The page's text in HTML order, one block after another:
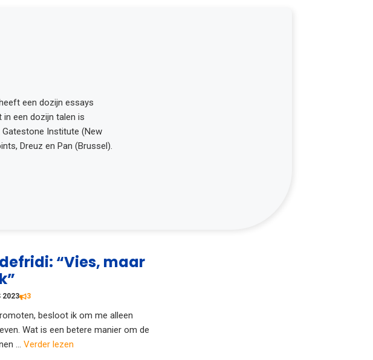
een dozijn essays
in een dozijn talen is
Gatestone Institute (New
Dreuz en Pan (Brussel).
“Vies, maar
2023 3
besloot ik om me alleen
Wat is een betere manier om de
... Verder lezen